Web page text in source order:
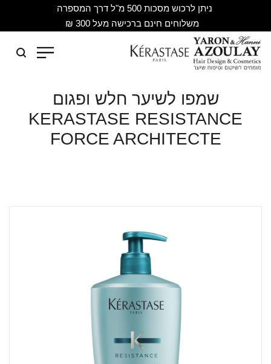
ניתן לרכוש מסכות 500 מ"ל דרך המספרה
משלוחים חינם ברכישה מעל 300 ₪
שמפו לשיער חלש ופגום
KERASTASE RESISTANCE
FORCE ARCHITECTE